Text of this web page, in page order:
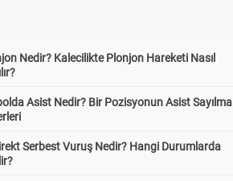
Nedir? Kalecilikte Plonjon Hareketi Nasıl
Asist Nedir? Bir Pozisyonun Asist Sayılma
Serbest Vuruş Nedir? Hangi Durumlarda